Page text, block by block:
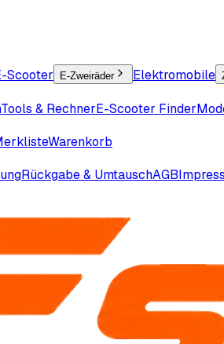
Scooter E-Zweiräder Elektromobile
Tools & RechnerE-Scooter Finder
Warenkorb
Rückgabe & UmtauschAGB